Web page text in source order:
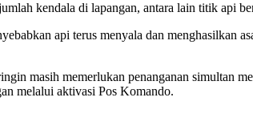
kendala di lapangan, antara lain titik api
api terus menyala dan
masih memerlukan penanganan simultan
melalui aktivasi Pos Komando.